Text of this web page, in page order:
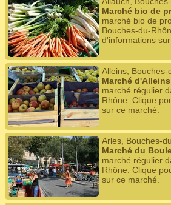
Marché bio de
marché bio de
Bouches-du-
d'informations sur
Alleins, Bouches-
Marché d'Alleins
marché régulier
Rhône. Clique
sur ce marché.
Arles, Bouches-
Marché du
marché régulier
Rhône. Clique
sur ce marché.